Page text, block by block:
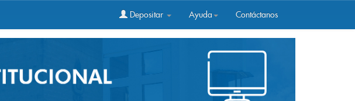
Depositar Ayuda Contáctanos